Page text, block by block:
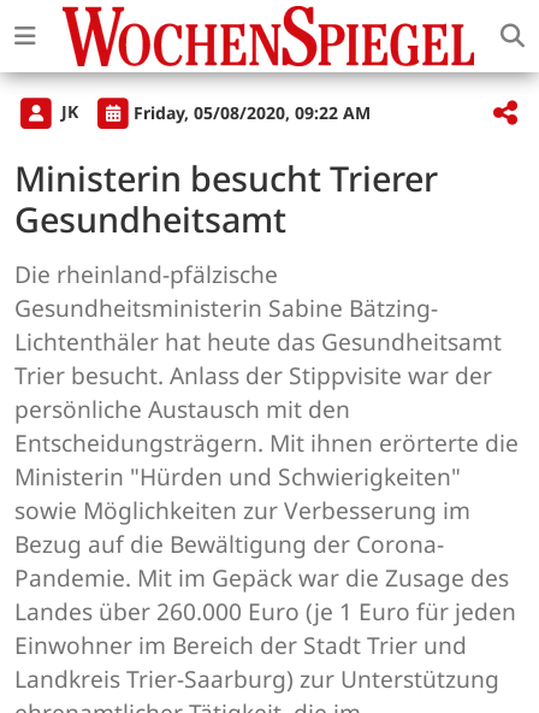
JK Friday, 05/08/2020, 09:22 AM
Ministerin besucht Trierer
Gesundheitsamt
Die rheinland-pfälzische
Gesundheitsministerin Sabine Bätzing-
Lichtenthäler hat heute das Gesundheitsamt
Trier besucht. Anlass der Stippvisite war der
persönliche Austausch mit den
Entscheidungsträgern. Mit ihnen erörterte die
Ministerin "Hürden und Schwierigkeiten"
sowie Möglichkeiten zur Verbesserung im
Bezug auf die Bewältigung der Corona-
Pandemie. Mit im Gepäck war die Zusage des
Landes über 260.000 Euro (je 1 Euro für jeden
Einwohner im Bereich der Stadt Trier und
Landkreis Trier-Saarburg) zur Unterstützung